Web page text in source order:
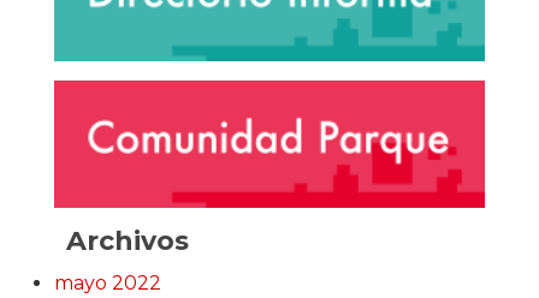
Archivos
mayo 2022